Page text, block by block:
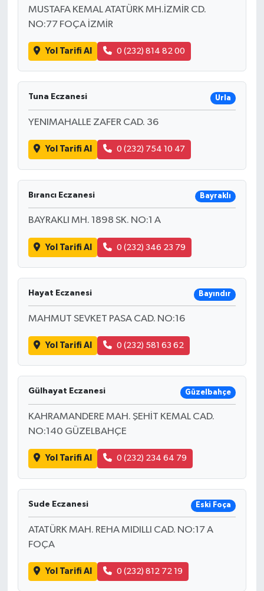
MUSTAFA KEMAL ATATÜRK MH.İZMİR CD.
NO:77 FOÇA İZMİR
Yol Tarifi Al 0 (232) 814 82 00
Tuna Eczanesi Urla
YENIMAHALLE ZAFER CAD. 36
Yol Tarifi Al 0 (232) 754 10 47
Bırancı Eczanesi Bayraklı
BAYRAKLI MH. 1898 SK. NO:1 A
Yol Tarifi Al 0 (232) 346 23 79
Hayat Eczanesi Bayındır
MAHMUT SEVKET PASA CAD. NO:16
Yol Tarifi Al 0 (232) 581 63 62
Gülhayat Eczanesi Güzelbahçe
KAHRAMANDERE MAH. ŞEHİT KEMAL CAD.
NO:140 GÜZELBAHÇE
Yol Tarifi Al 0 (232) 234 64 79
Sude Eczanesi Eski Foça
ATATÜRK MAH. REHA MIDILLI CAD. NO:17 A
FOÇA
Yol Tarifi Al 0 (232) 812 72 19